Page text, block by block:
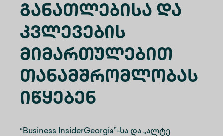
Განათლებისა Და
Კვლევების
Მიმართულებით
Თანამშრომლობას
Იწყებენ
“Business InsiderGeorgia”-სა და „ალტე